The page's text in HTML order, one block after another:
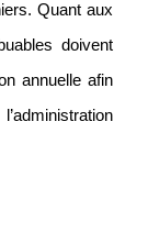
Quant aux
doivent
annuelle afin